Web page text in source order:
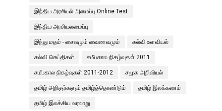
இந்திய அரசியல் அமைப்பு Online Test
இந்திய அரசியலமைப்பு
இந்து மதம் - சைவமும் வைணவமும் கல்வி உளவியல்
கல்வி செய்திகள் சமீபகால நிகழ்வுகள் 2011
சமீபகால நிகழ்வுகள் 2011-2012 சமூக அறிவியல்
தமிழ் அறிஞர்களும் தமிழ்த்தொண்டும் தமிழ் இலக்கணம்
தமிழ் இலக்கிய வரலாறு